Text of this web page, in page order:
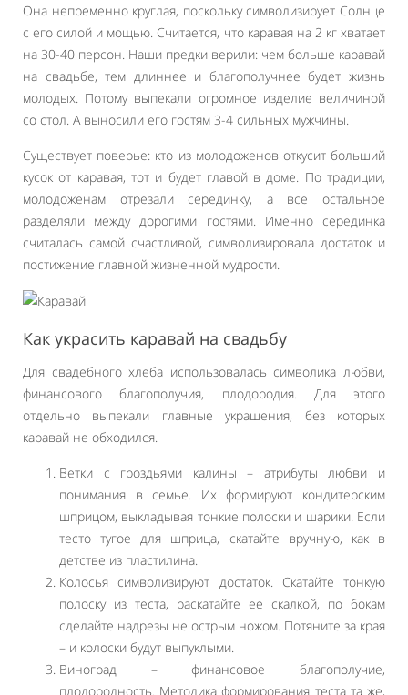
Она непременно круглая, поскольку символизирует Солнце
с его силой и мощью. Считается, что каравая на 2 кг хватает
на 30-40 персон. Наши предки верили: чем больше каравай
на свадьбе, тем длиннее и благополучнее будет жизнь
молодых. Потому выпекали огромное изделие величиной
со стол. А выносили его гостям 3-4 сильных мужчины.
Существует поверье: кто из молодоженов откусит больший
кусок от каравая, тот и будет главой в доме. По традиции,
молодоженам отрезали серединку, а все остальное
разделяли между дорогими гостями. Именно серединка
считалась самой счастливой, символизировала достаток и
постижение главной жизненной мудрости.
Как украсить каравай на свадьбу
Для свадебного хлеба использовалась символика любви,
финансового благополучия, плодородия. Для этого
отдельно выпекали главные украшения, без которых
каравай не обходился.
Ветки с гроздьями калины – атрибуты любви и
понимания в семье. Их формируют кондитерским
шприцом, выкладывая тонкие полоски и шарики. Если
тесто тугое для шприца, скатайте вручную, как в
детстве из пластилина.
Колосья символизируют достаток. Скатайте тонкую
полоску из теста, раскатайте ее скалкой, по бокам
сделайте надрезы не острым ножом. Потяните за края
– и колоски будут выпуклыми.
Виноград – финансовое благополучие,
плодородность. Методика формирования теста та же,